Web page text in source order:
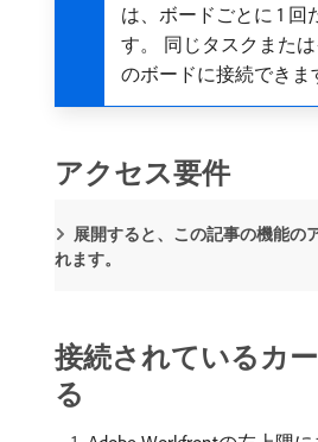
は、ボードごとに 1 回
す。 同じタスクまた
のボードに接続できま
アクセス要件
展開すると、この記事の機能の
れます。
接続されているカ
る